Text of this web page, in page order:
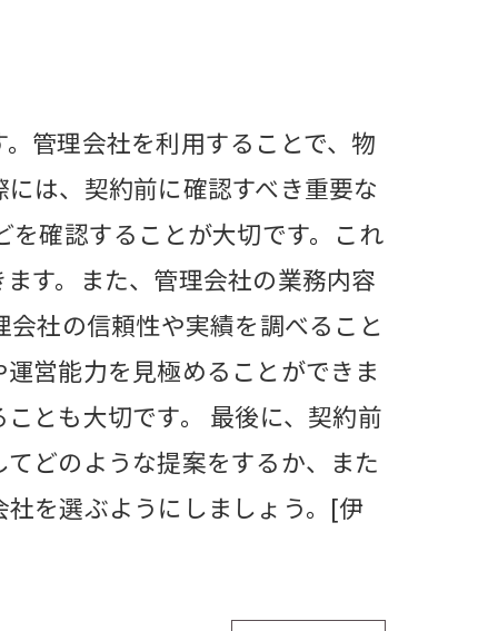
管理会社を利用することで、物
は、契約前に確認すべき重要な
確認することが大切です。これ
す。また、管理会社の業務内容
社の信頼性や実績を調べること
営能力を見極めることができま
とも大切です。 最後に、契約前
どのような提案をするか、また
を選ぶようにしましょう。[伊